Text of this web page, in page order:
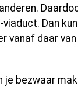
Dan
vanaf daar
je bezwaar